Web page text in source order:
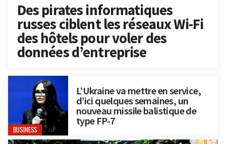
Des pirates informatiques
russes ciblent les réseaux Wi-Fi
des hôtels pour voler des
données d’entreprise
BUSINESS
L’Ukraine va mettre en service,
d’ici quelques semaines, un
nouveau missile balistique de
type FP-7